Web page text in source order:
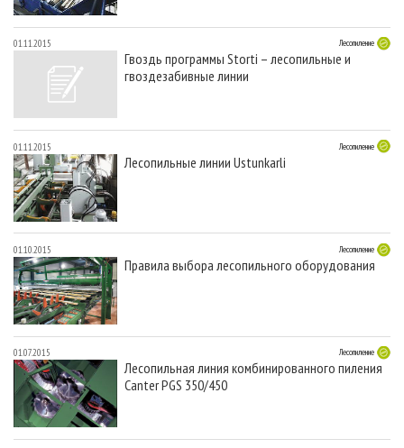
01.11.2015 Лесопиление
Гвоздь программы Storti – лесопильные и
гвоздезабивные линии
01.11.2015 Лесопиление
Лесопильные линии Ustunkarli
01.10.2015 Лесопиление
Правила выбора лесопильного оборудования
01.07.2015 Лесопиление
Лесопильная линия комбинированного пиления
Canter PGS 350/450